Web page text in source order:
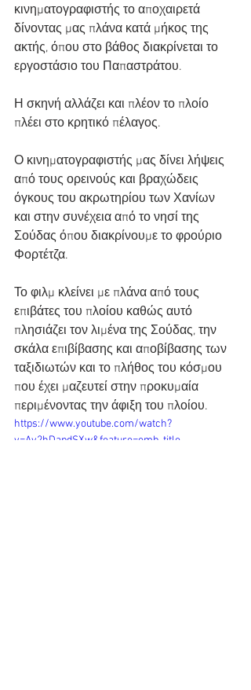
κινηματογραφιστής το αποχαιρετά
δίνοντας μας πλάνα κατά μήκος της
ακτής, όπου στο βάθος διακρίνεται το
εργοστάσιο του Παπαστράτου.
Η σκηνή αλλάζει και πλέον το πλοίο
πλέει στο κρητικό πέλαγος.
Ο κινηματογραφιστής μας δίνει λήψεις
από τους ορεινούς και βραχώδεις
όγκους του ακρωτηρίου των Χανίων
και στην συνέχεια από το νησί της
Σούδας όπου διακρίνουμε το φρούριο
Φορτέτζα.
Το φιλμ κλείνει με πλάνα από τους
επιβάτες του πλοίου καθώς αυτό
πλησιάζει τον λιμένα της Σούδας, την
σκάλα επιβίβασης και αποβίβασης των
ταξιδιωτών και το πλήθος του κόσμου
που έχει μαζευτεί στην προκυμαία
περιμένοντας την άφιξη του πλοίου.
https://www.youtube.com/watch?
v=Ay2hDapdSXw&feature=emb_title